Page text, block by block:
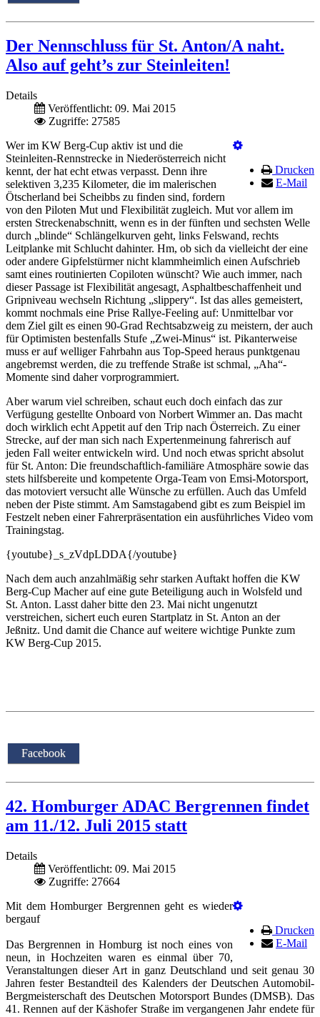
Der Nennschluss für St. Anton/A naht.
Also auf geht’s zur Steinleiten!
Details
Veröffentlicht: 09. Mai 2015
Zugriffe: 27585
Drucken
E-Mail
Wer im KW Berg-Cup aktiv ist und die
Steinleiten-Rennstrecke in Niederösterreich nicht
kennt, der hat echt etwas verpasst. Denn ihre
selektiven 3,235 Kilometer, die im malerischen
Ötscherland bei Scheibbs zu finden sind, fordern
von den Piloten Mut und Flexibilität zugleich. Mut vor allem im
ersten Streckenabschnitt, wenn es in der fünften und sechsten Welle
durch „blinde“ Schlängelkurven geht, links Felswand, rechts
Leitplanke mit Schlucht dahinter. Hm, ob sich da vielleicht der eine
oder andere Gipfelstürmer nicht klammheimlich einen Aufschrieb
samt eines routinierten Copiloten wünscht? Wie auch immer, nach
dieser Passage ist Flexibilität angesagt, Asphaltbeschaffenheit und
Gripniveau wechseln Richtung „slippery“. Ist das alles gemeistert,
kommt nochmals eine Prise Rallye-Feeling auf: Unmittelbar vor
dem Ziel gilt es einen 90-Grad Rechtsabzweig zu meistern, der auch
für Optimisten bestenfalls Stufe „Zwei-Minus“ ist. Pikanterweise
muss er auf welliger Fahrbahn aus Top-Speed heraus punktgenau
angebremst werden, die zu treffende Straße ist schmal, „Aha“-
Momente sind daher vorprogrammiert.
Aber warum viel schreiben, schaut euch doch einfach das zur
Verfügung gestellte Onboard von Norbert Wimmer an. Das macht
doch wirklich echt Appetit auf den Trip nach Österreich. Zu einer
Strecke, auf der man sich nach Expertenmeinung fahrerisch auf
jeden Fall weiter entwickeln wird. Und noch etwas spricht absolut
für St. Anton: Die freundschaftlich-familiäre Atmosphäre sowie das
stets hilfsbereite und kompetente Orga-Team von Emsi-Motorsport,
das motoviert versucht alle Wünsche zu erfüllen. Auch das Umfeld
neben der Piste stimmt. Am Samstagabend gibt es zum Beispiel im
Festzelt neben einer Fahrerpräsentation ein ausführliches Video vom
Trainingstag.
{youtube}_s_zVdpLDDA{/youtube}
Nach dem auch anzahlmäßig sehr starken Auftakt hoffen die KW
Berg-Cup Macher auf eine gute Beteiligung auch in Wolsfeld und
St. Anton. Lasst daher bitte den 23. Mai nicht ungenutzt
verstreichen, sichert euch euren Startplatz in St. Anton an der
Jeßnitz. Und damit die Chance auf weitere wichtige Punkte zum
KW Berg-Cup 2015.
Facebook
42. Homburger ADAC Bergrennen findet
am 11./12. Juli 2015 statt
Details
Veröffentlicht: 09. Mai 2015
Zugriffe: 27664
Drucken
E-Mail
Mit dem Homburger Bergrennen geht es wieder
bergauf
Das Bergrennen in Homburg ist noch eines von
neun, in Hochzeiten waren es einmal über 70,
Veranstaltungen dieser Art in ganz Deutschland und seit genau 30
Jahren fester Bestandteil des Kalenders der Deutschen Automobil-
Bergmeisterschaft des Deutschen Motorsport Bundes (DMSB). Das
41. Rennen auf der Käshofer Straße im vergangenen Jahr endete für